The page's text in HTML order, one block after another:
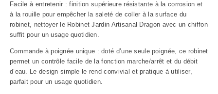
Facile à entretenir : finition supérieure résistante à la corrosion et
à la rouille pour empêcher la saleté de coller à la surface du
robinet, nettoyer le Robinet Jardin Artisanal Dragon avec un chiffon
suffit pour un usage quotidien.
Commande à poignée unique : doté d’une seule poignée, ce robinet
permet un contrôle facile de la fonction marche/arrêt et du débit
d’eau. Le design simple le rend convivial et pratique à utiliser,
parfait pour un usage quotidien.